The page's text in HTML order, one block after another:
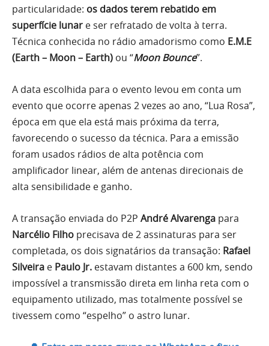
particularidade: os dados terem rebatido em
superfície lunar e ser refratado de volta à terra.
Técnica conhecida no rádio amadorismo como E.M.E
(Earth – Moon – Earth) ou “Moon Bounce”.
A data escolhida para o evento levou em conta um
evento que ocorre apenas 2 vezes ao ano, “Lua Rosa”,
época em que ela está mais próxima da terra,
favorecendo o sucesso da técnica. Para a emissão
foram usados rádios de alta potência com
amplificador linear, além de antenas direcionais de
alta sensibilidade e ganho.
A transação enviada do P2P André Alvarenga para
Narcélio Filho precisava de 2 assinaturas para ser
completada, os dois signatários da transação: Rafael
Silveira e Paulo Jr. estavam distantes a 600 km, sendo
impossível a transmissão direta em linha reta com o
equipamento utilizado, mas totalmente possível se
tivessem como “espelho” o astro lunar.